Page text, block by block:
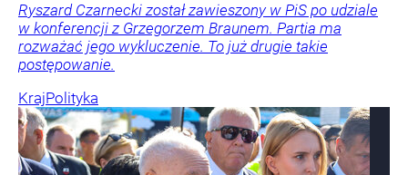
Ryszard Czarnecki został zawieszony w PiS po udziale
w konferencji z Grzegorzem Braunem. Partia ma
rozważać jego wykluczenie. To już drugie takie
postępowanie.
KrajPolityka